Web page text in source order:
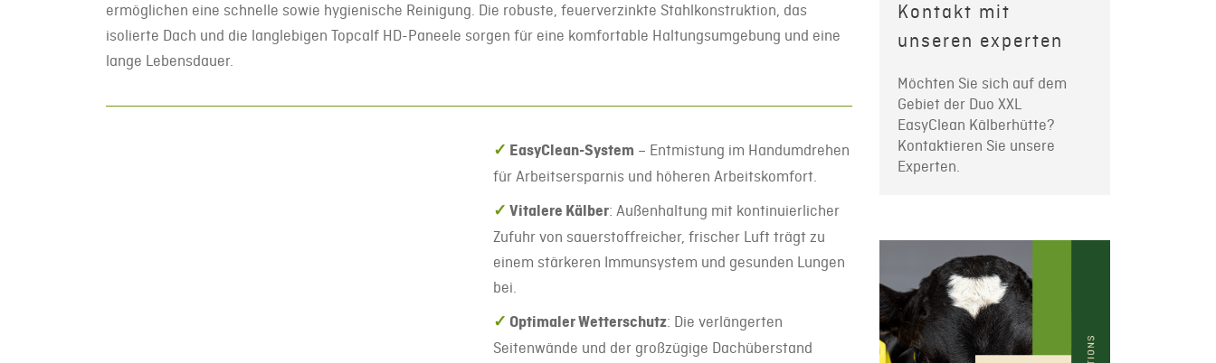
ermöglichen eine schnelle sowie hygienische Reinigung. Die robuste, feuerverzinkte Stahlkonstruktion, das
isolierte Dach und die langlebigen Topcalf HD-Paneele sorgen für eine komfortable Haltungsumgebung und eine
lange Lebensdauer.
✓ EasyClean-System – Entmistung im Handumdrehen
für Arbeitsersparnis und höheren Arbeitskomfort.
✓ Vitalere Kälber: Außenhaltung mit kontinuierlicher
Zufuhr von sauerstoffreicher, frischer Luft trägt zu
einem stärkeren Immunsystem und gesunden Lungen
bei.
✓ Optimaler Wetterschutz: Die verlängerten
Seitenwände und der großzügige Dachüberstand
Kontakt mit
unseren experten
Möchten Sie sich auf dem
Gebiet der Duo XXL
EasyClean Kälberhütte?
Kontaktieren Sie unsere
Experten.